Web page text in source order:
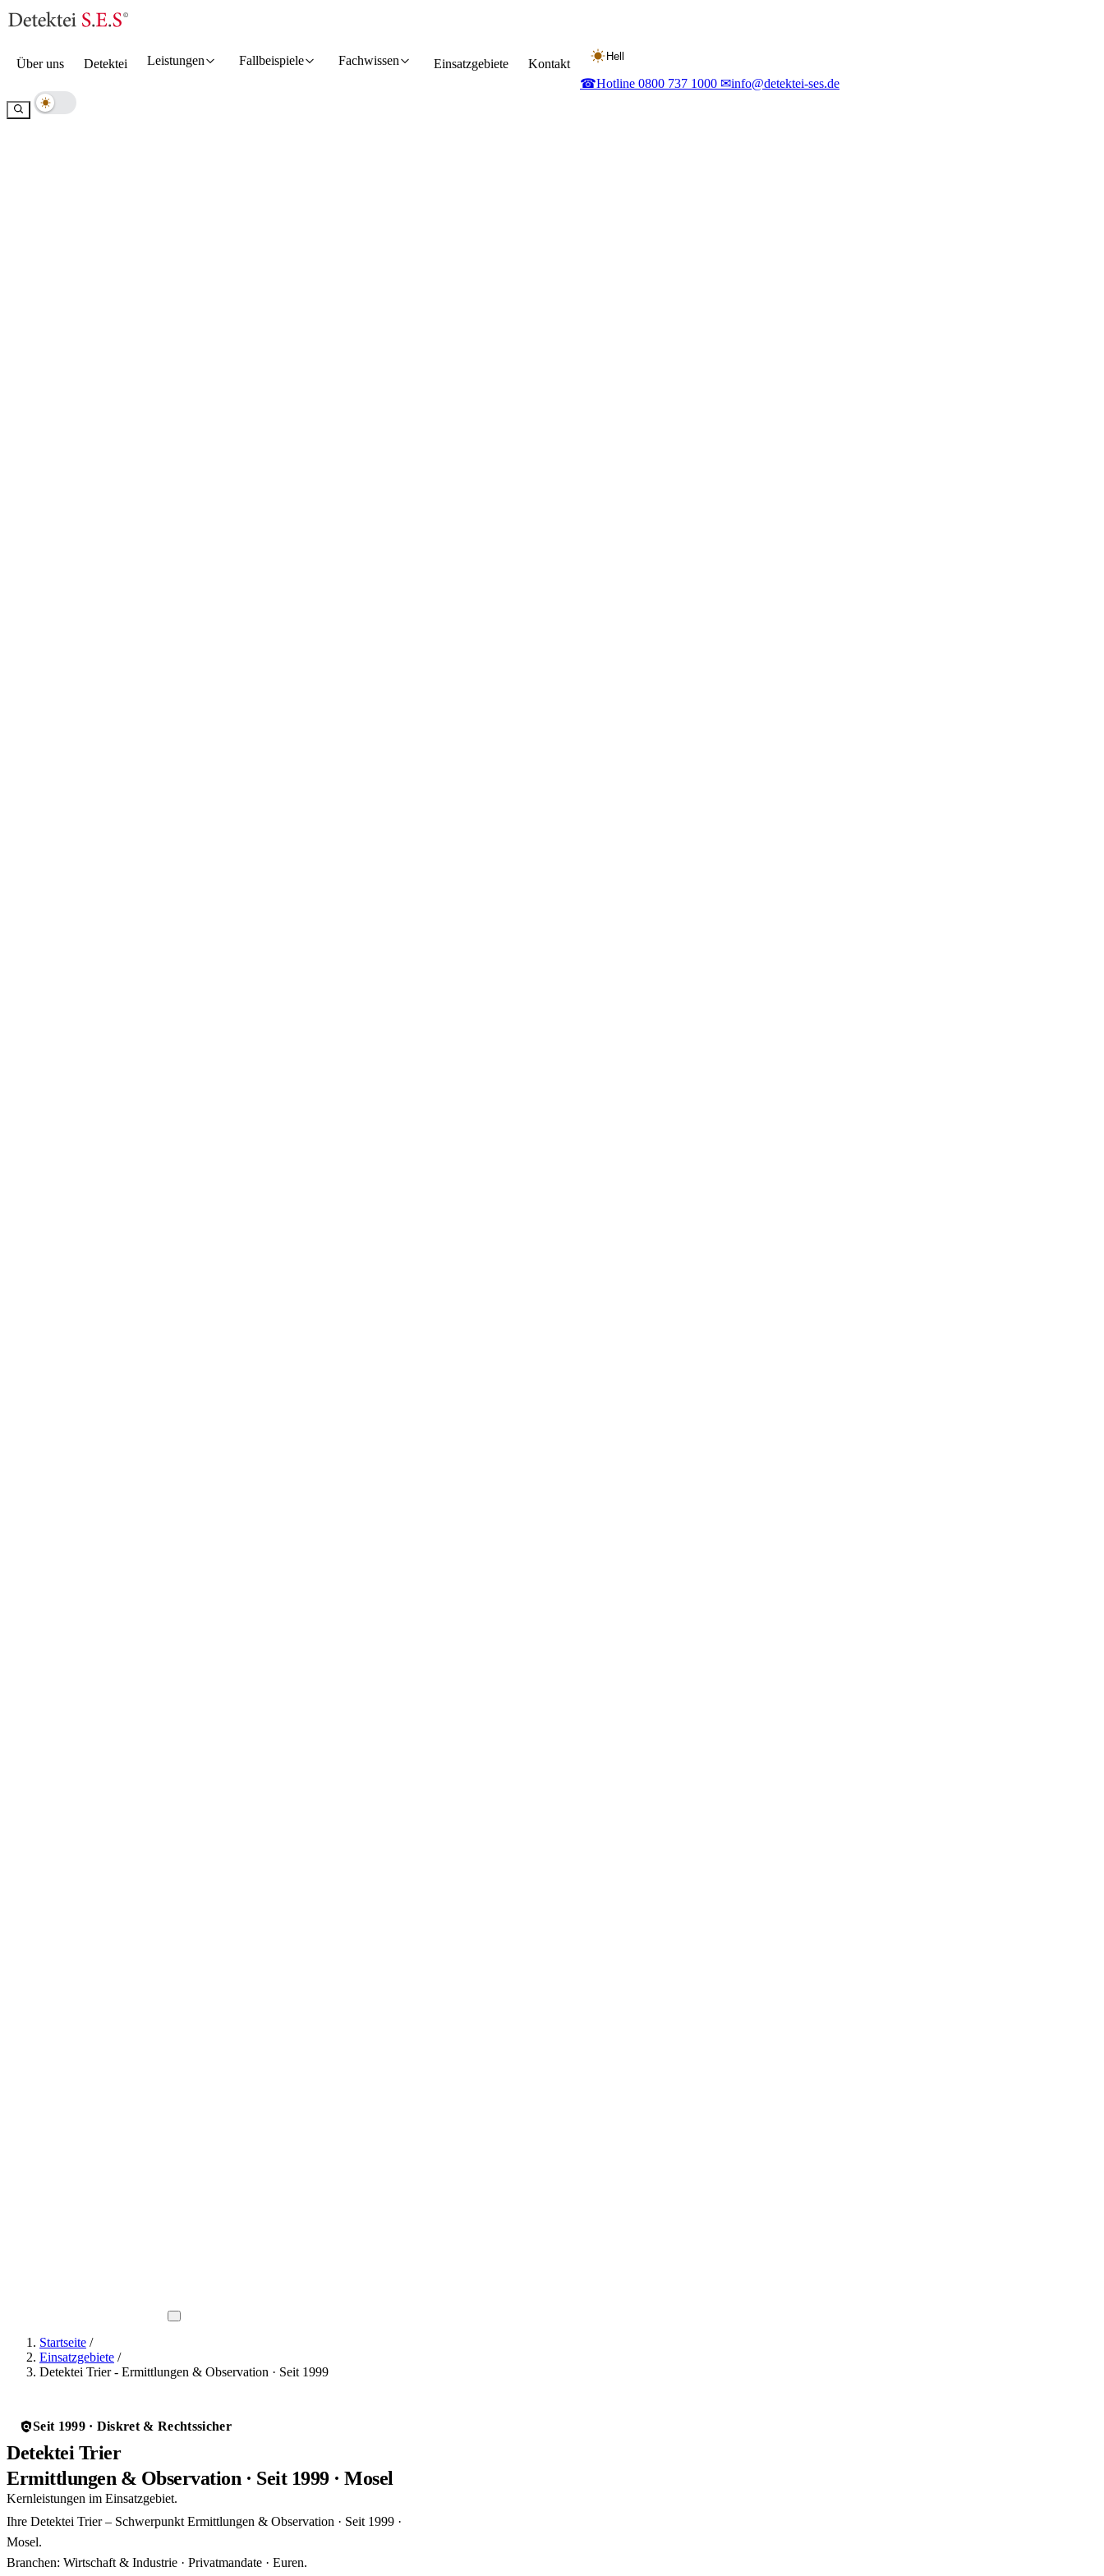
Über uns Detektei Leistungen Fallbeispiele Fachwissen Einsatzgebiete Kontakt
Hell
☎Hotline 0800 737 1000 ✉info@detektei-ses.de
Hell
Startseite /
Einsatzgebiete /
Detektei Trier - Ermittlungen & Observation · Seit 1999
Seit 1999 · Diskret & Rechtssicher
Detektei Trier
Ermittlungen & Observation · Seit 1999 · Mosel
Kernleistungen im Einsatzgebiet.
Ihre Detektei Trier – Schwerpunkt Ermittlungen & Observation · Seit 1999 ·
Mosel.
Branchen: Wirtschaft & Industrie · Privatmandate · Euren.